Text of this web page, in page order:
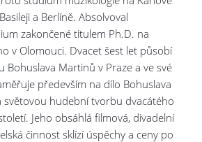
a Berlíně. Absolvoval
zakončené titulem Ph.D. na
v Olomouci. Dvacet šest let působí
Bohuslava Martinů v Praze a ve své
především na dílo Bohuslava
světovou hudební tvorbu dvacátého
Jeho obsáhlá filmová, divadelní
činnost sklízí úspěchy a ceny po